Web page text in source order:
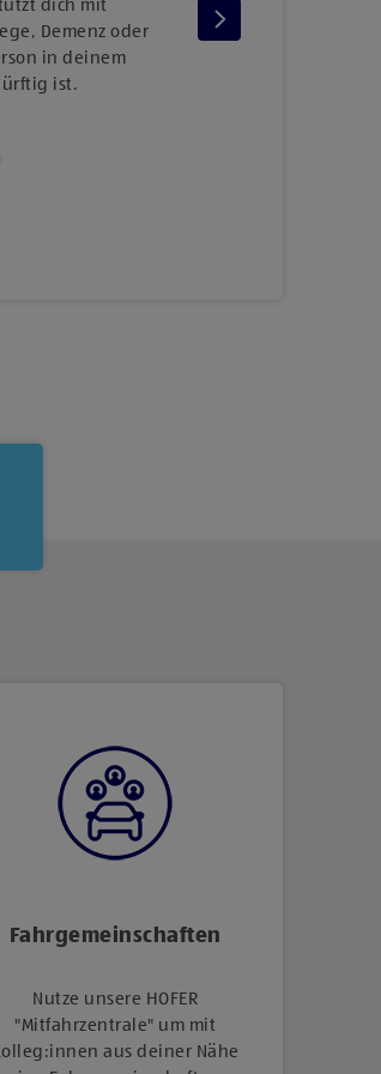
dich mit
Demenz oder
in deinem
ist.
Fahrgemeinschaften
Nutze unsere HOFER
"Mitfahrzentrale" um mit
aus deiner Nähe